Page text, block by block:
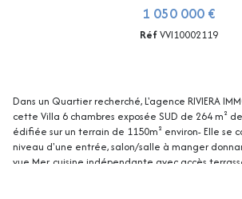
1 050 000 €
RéfVVI10002119
Dans un Quartier recherché, L'agence RIVIERA
cette Villa 6 chambres exposée SUD de 264 m²
édifiée sur un terrain de 1150m² environ- Elle se
niveau d'une entrée, salon/salle à manger
vue Mer, cuisine indépendante avec accès